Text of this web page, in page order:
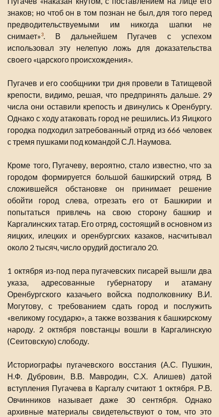
знаков; но чтоб он в том познан не был, для того перед
предводительствуемыми им никогда шапки не
снимает»3. В дальнейшем Пугачев с успехом
использовал эту нелепую ложь для доказательства
своего «царского происхождения».
Пугачев и его сообщники три дня провели в Татищевой
крепости, видимо, решая, что предпринять дальше. 29
числа они оставили крепость и двинулись к Оренбургу.
Однако с ходу атаковать город не решились. Из Яицкого
городка подходил затребованный отряд из 666 человек
с тремя пушками под командой С.Л. Наумова.
Кроме того, Пугачеву, вероятно, стало известно, что за
городом формируется большой башкирский отряд. В
сложившейся обстановке он принимает решение
обойти город слева, отрезать его от Башкирии и
попытаться привлечь на свою сторону башкир и
Каргалинских татар. Его отряд, состоящий в основном из
яицких, илецких и оренбургских казаков, насчитывал
около 2 тысяч, число орудий достигало 20.
1 октября из-под пера пугачевских писарей вышли два
указа, адресованные губернатору и атаману
Оренбургского казачьего войска подполковнику В.И.
Могутову, с требованием сдать город и послужить
«великому государю», а также воззвания к башкирскому
народу. 2 октября повстанцы вошли в Каргалинскую
(Сеитовскую) слободу.
Историографы пугачевского восстания (А.С. Пушкин,
Н.Ф. Дубровин, В.В. Мавродин, С.Х. Алишев) датой
вступления Пугачева в Каргалу считают 1 октября. Р.В.
Овчинников называет даже 30 сентября. Однако
архивные материалы свидетельствуют о том, что это